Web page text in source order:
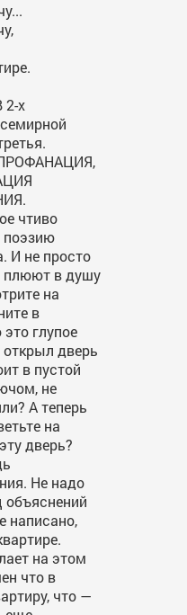
2-х
чтиво
поэзию
И не просто
плюют в душу
на
в
глупое
дверь
в пустой
не
А теперь
на
дверь?
Не надо
объяснений
написано,
на этом
что в
что —